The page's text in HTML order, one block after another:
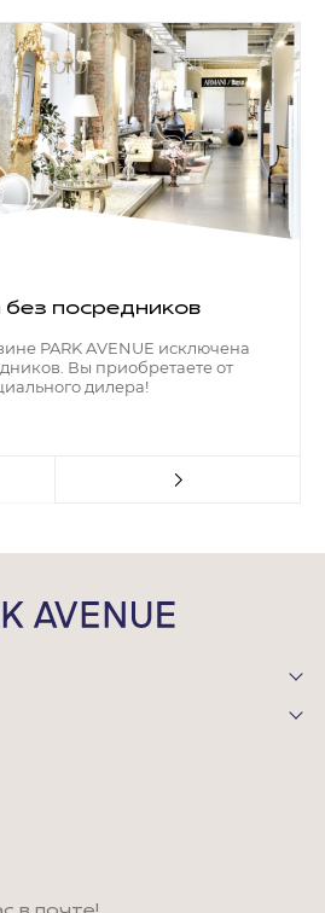
без посредников
PARK AVENUE исключена
Вы приобретаете от
дилера!